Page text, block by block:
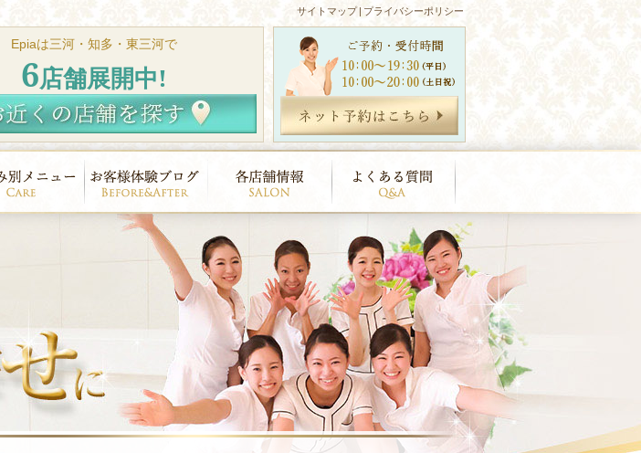
サイトマップ | プライバシーポリシー
Epiaは三河・知多・東三河で
6店舗展開中!